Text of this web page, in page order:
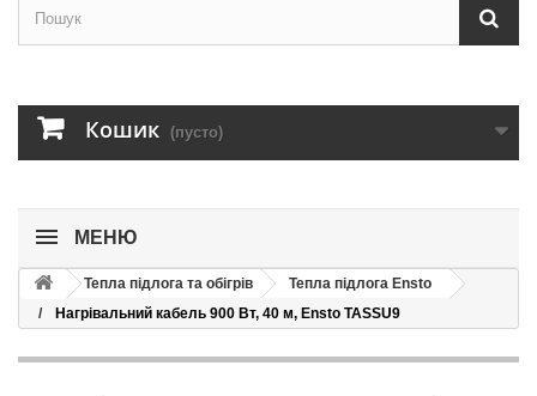
Кошик (пусто)
МЕНЮ
Тепла підлога та обігрів
Тепла підлога Ensto
Нагрівальний кабель 900 Вт, 40 м, Ensto TASSU9